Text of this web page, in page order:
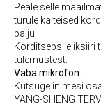
Peale selle
turule ka teised
palju.
Korditsepsi eliksiiri
tulemustest.
Vaba mikrofon.
Kutsuge inimesi
YANG-SHENG